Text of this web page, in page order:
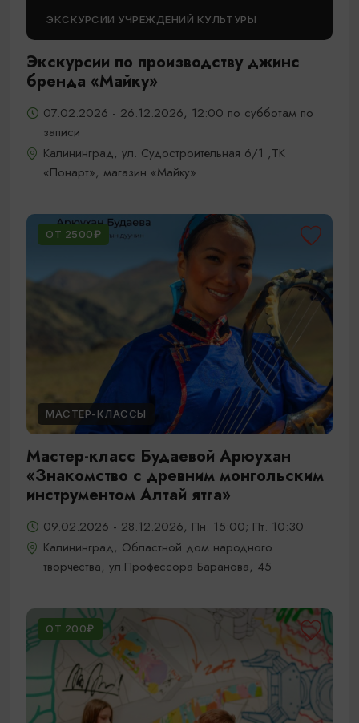
ЭКСКУРСИИ УЧРЕЖДЕНИЙ КУЛЬТУРЫ
Экскурсии по производству джинс
бренда «Майку»
07.02.2026 - 26.12.2026, 12:00 по субботам по
записи
Калининград, ул. Судостроительная 6/1 ,ТК
«Понарт», магазин «Майку»
ОТ 2500₽
МАСТЕР-КЛАССЫ
Мастер-класс Будаевой Арюухан
«Знакомство с древним монгольским
инструментом Алтай ятга»
09.02.2026 - 28.12.2026, Пн. 15:00; Пт. 10:30
Калининград, Областной дом народного
творчества, ул.Профессора Баранова, 45
ОТ 200₽